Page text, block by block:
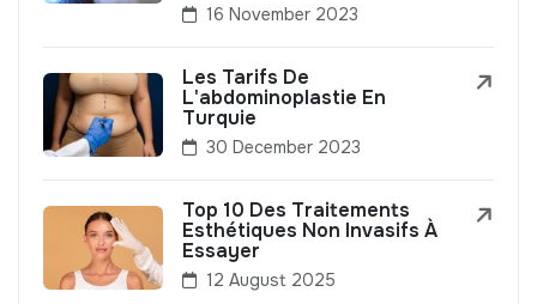
16 November 2023
Les Tarifs De
L'abdominoplastie En
Turquie
30 December 2023
Top 10 Des Traitements
Esthétiques Non Invasifs À
Essayer
12 August 2025